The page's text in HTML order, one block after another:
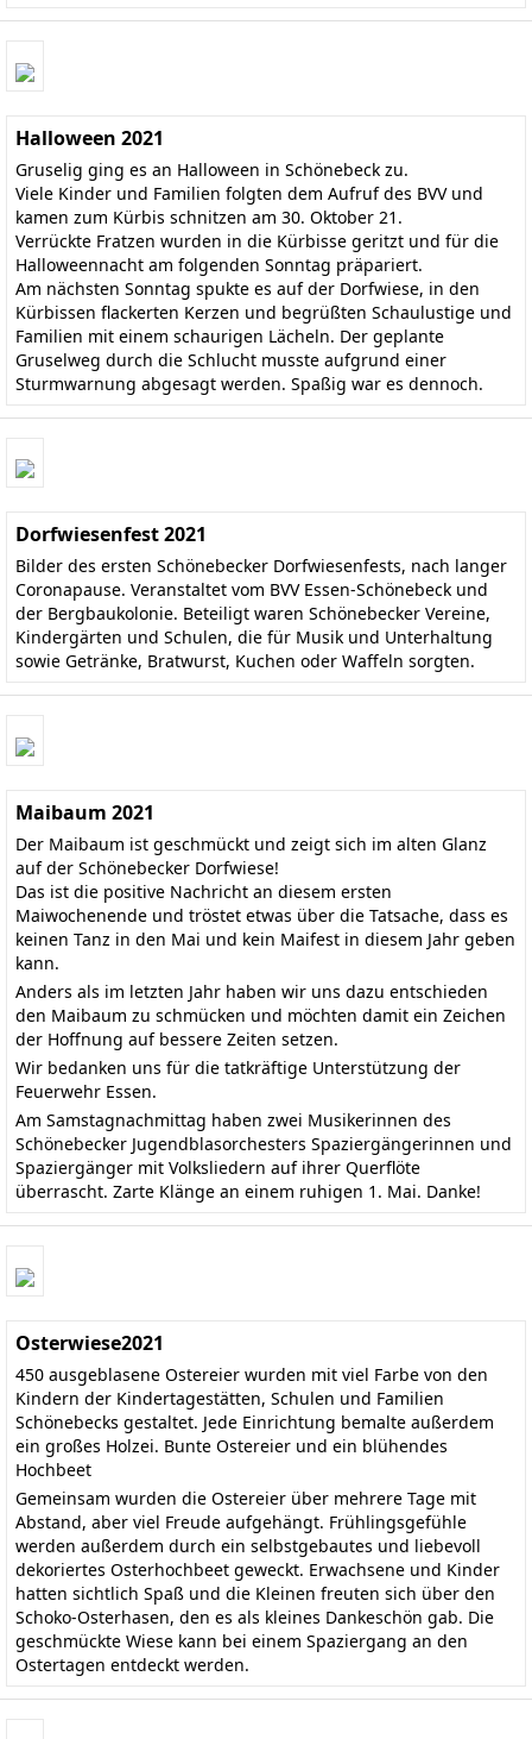
Halloween 2021
Gruselig ging es an Halloween in Schönebeck zu.
Viele Kinder und Familien folgten dem Aufruf des BVV und
kamen zum Kürbis schnitzen am 30. Oktober 21.
Verrückte Fratzen wurden in die Kürbisse geritzt und für die
Halloweennacht am folgenden Sonntag präpariert.
Am nächsten Sonntag spukte es auf der Dorfwiese, in den
Kürbissen flackerten Kerzen und begrüßten Schaulustige und
Familien mit einem schaurigen Lächeln. Der geplante
Gruselweg durch die Schlucht musste aufgrund einer
Sturmwarnung abgesagt werden. Spaßig war es dennoch.
Dorfwiesenfest 2021
Bilder des ersten Schönebecker Dorfwiesenfests, nach langer
Coronapause. Veranstaltet vom BVV Essen-Schönebeck und
der Bergbaukolonie. Beteiligt waren Schönebecker Vereine,
Kindergärten und Schulen, die für Musik und Unterhaltung
sowie Getränke, Bratwurst, Kuchen oder Waffeln sorgten.
Maibaum 2021
Der Maibaum ist geschmückt und zeigt sich im alten Glanz
auf der Schönebecker Dorfwiese!
Das ist die positive Nachricht an diesem ersten
Maiwochenende und tröstet etwas über die Tatsache, dass es
keinen Tanz in den Mai und kein Maifest in diesem Jahr geben
kann.
Anders als im letzten Jahr haben wir uns dazu entschieden
den Maibaum zu schmücken und möchten damit ein Zeichen
der Hoffnung auf bessere Zeiten setzen.
Wir bedanken uns für die tatkräftige Unterstützung der
Feuerwehr Essen.
Am Samstagnachmittag haben zwei Musikerinnen des
Schönebecker Jugendblasorchesters Spaziergängerinnen und
Spaziergänger mit Volksliedern auf ihrer Querflöte
überrascht. Zarte Klänge an einem ruhigen 1. Mai. Danke!
Osterwiese2021
450 ausgeblasene Ostereier wurden mit viel Farbe von den
Kindern der Kindertagestätten, Schulen und Familien
Schönebecks gestaltet. Jede Einrichtung bemalte außerdem
ein großes Holzei. Bunte Ostereier und ein blühendes
Hochbeet
Gemeinsam wurden die Ostereier über mehrere Tage mit
Abstand, aber viel Freude aufgehängt. Frühlingsgefühle
werden außerdem durch ein selbstgebautes und liebevoll
dekoriertes Osterhochbeet geweckt. Erwachsene und Kinder
hatten sichtlich Spaß und die Kleinen freuten sich über den
Schoko-Osterhasen, den es als kleines Dankeschön gab. Die
geschmückte Wiese kann bei einem Spaziergang an den
Ostertagen entdeckt werden.